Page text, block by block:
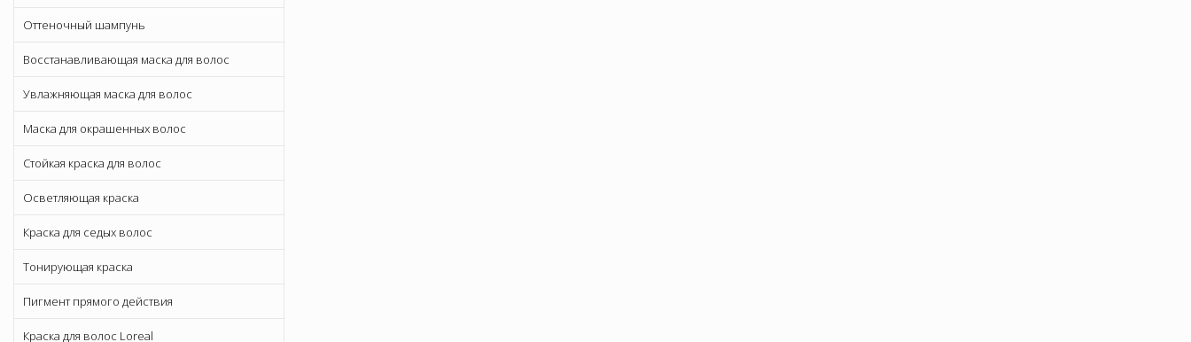
Оттеночный шампунь
Восстанавливающая маска для волос
Увлажняющая маска для волос
Маска для окрашенных волос
Стойкая краска для волос
Осветляющая краска
Краска для седых волос
Тонирующая краска
Пигмент прямого действия
Краска для волос Loreal